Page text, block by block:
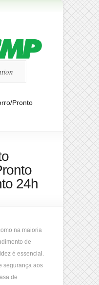
Pronto
24h
na maioria
de
é essencial.
segurança aos
de